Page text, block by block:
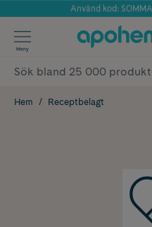
Årets Butik
Använd kod:
✓
✓ Poäng
Meny
Hem Receptbelagt